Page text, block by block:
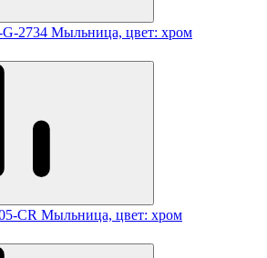
2734 Мыльница, цвет: хром
CR Мыльница, цвет: хром